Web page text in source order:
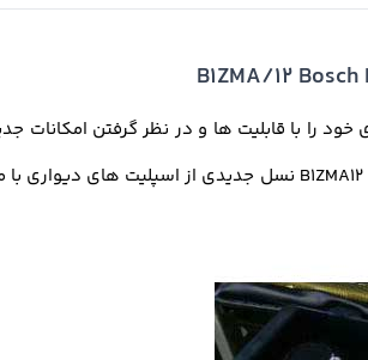
را با قابلیت ها و در نظر گرفتن امکانات